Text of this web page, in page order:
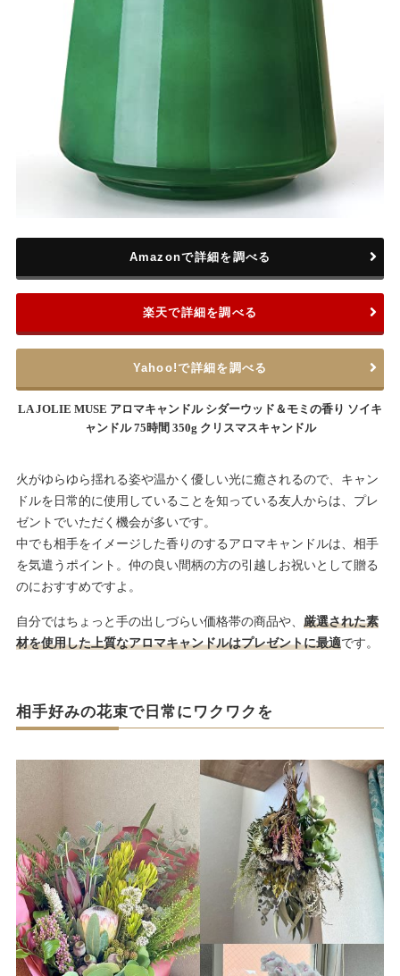
LA JOLIE MUSE アロマキャンドル シダーウッド＆モミの香り ソイキ
ャンドル 75時間 350g クリスマスキャンドル
Amazonで詳細を調べる
楽天で詳細を調べる
Yahoo!で詳細を調べる
火がゆらゆら揺れる姿や温かく優しい光に癒されるので、キャン
ドルを日常的に使用していることを知っている友人からは、プレ
ゼントでいただく機会が多いです。
中でも相手をイメージした香りのするアロマキャンドルは、相手
を気遣うポイント。仲の良い間柄の方の引越しお祝いとして贈る
のにおすすめですよ。
自分ではちょっと手の出しづらい価格帯の商品や、 厳選された素
材を使用した上質なアロマキャンドルはプレゼントに最適です。
相手好みの花束で日常にワクワクを